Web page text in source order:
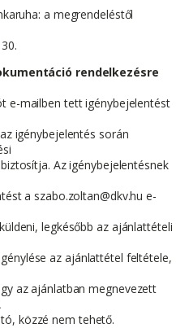
a megrendeléstől
rendelkezésre
e-mailben tett igénybejelentést
igénybejelentés során
Az igénybejelentésnek
a szabo.zoltan@dkv.hu e-
legkésőbb az ajánlattételi
az ajánlattétel feltétele,
az ajánlatban megnevezett
közzé nem tehető.